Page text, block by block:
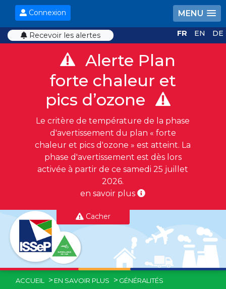
MENU
Connexion
Recevoir les alertes FR EN DE
Alerte Plan
forte chaleur et
pics d’ozone
Le critère de température de la phase
d'avertissement du plan « forte
chaleur et pics d'ozone » est atteint. La
phase d'avertissement est dès lors
activée à partir de ce samedi 25 juillet
2026.
en savoir plus
Cacher
ACCUEIL EN SAVOIR PLUS GÉNÉRALITÉS